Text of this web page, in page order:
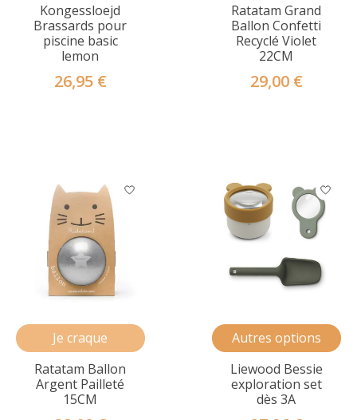
Kongessloejd
Brassards pour
piscine basic
lemon
26,95 €
Ratatam Grand
Ballon Confetti
Recyclé Violet
22CM
29,00 €
Je craque
Ratatam Ballon
Argent Pailleté
15CM
Autres options
Liewood Bessie
exploration set
dès 3A